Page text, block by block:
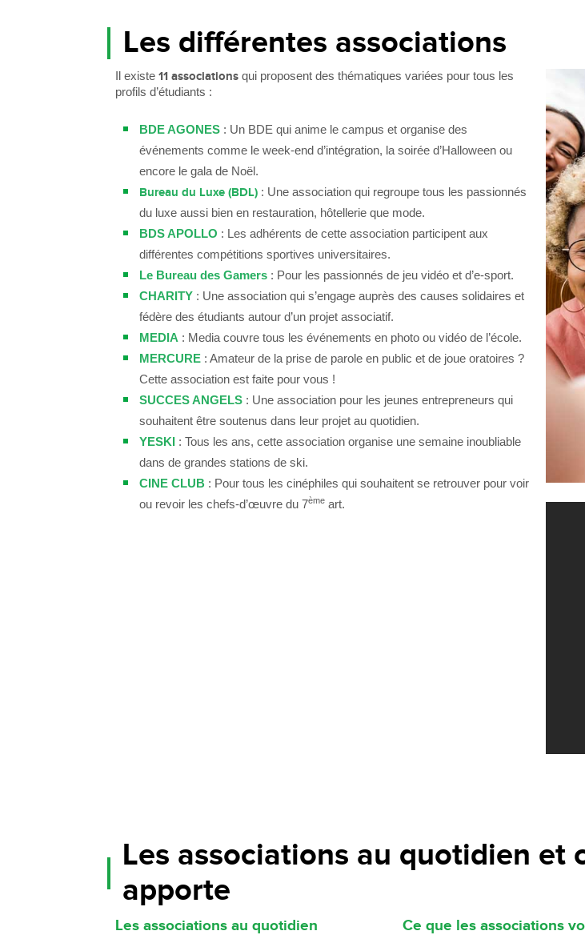
Les différentes associations
Il existe11 associationsqui proposent des thématiques variées pour tous les
profils d’étudiants :
BDE AGONES : Un BDE qui anime le campus et organise des
événements comme le week-end d’intégration, la soirée d’Halloween ou
encore le gala de Noël.
Bureau du Luxe (BDL) : Une association qui regroupe tous les passionnés
du luxe aussi bien en restauration, hôtellerie que mode.
BDS APOLLO : Les adhérents de cette association participent aux
différentes compétitions sportives universitaires.
Le Bureau des Gamers : Pour les passionnés de jeu vidéo et d’e-sport.
CHARITY : Une association qui s’engage auprès des causes solidaires et
fédère des étudiants autour d’un projet associatif.
MEDIA : Media couvre tous les événements en photo ou vidéo de l’école.
MERCURE : Amateur de la prise de parole en public et de joue oratoires ?
Cette association est faite pour vous !
SUCCES ANGELS : Une association pour les jeunes entrepreneurs qui
souhaitent être soutenus dans leur projet au quotidien.
YESKI : Tous les ans, cette association organise une semaine inoubliable
dans de grandes stations de ski.
CINE CLUB : Pour tous les cinéphiles qui souhaitent se retrouver pour voir
ou revoir les chefs-d’œuvre du 7ème art.
Les associations au quotidien et
apporte
Les associations au quotidien Ce que les associations